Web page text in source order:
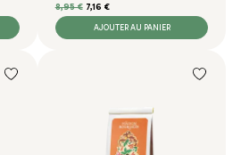
Prix de base
8,95 € Prix
7,16 €
AJOUTER AU PANIER